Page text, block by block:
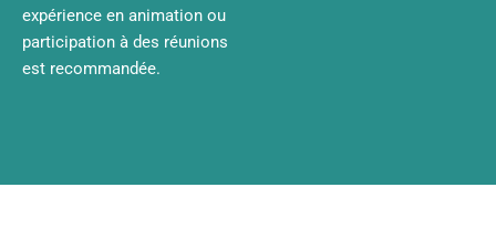
expérience en animation ou
participation à des réunions
est recommandée.